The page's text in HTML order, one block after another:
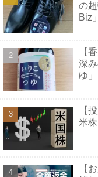
の
Biz」
【
深
ゆ」
【
米
【